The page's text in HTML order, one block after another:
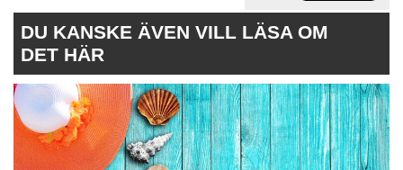
DU KANSKE ÄVEN VILL LÄSA OM
DET HÄR